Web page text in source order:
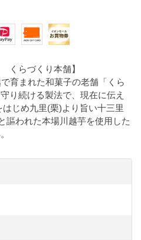
くらづくり本舗】
育まれた和菓子の老舗「くら
り続ける製法で、現在に伝え
じめ九里(栗)より旨い十三里
謳われた本場川越芋を使用した